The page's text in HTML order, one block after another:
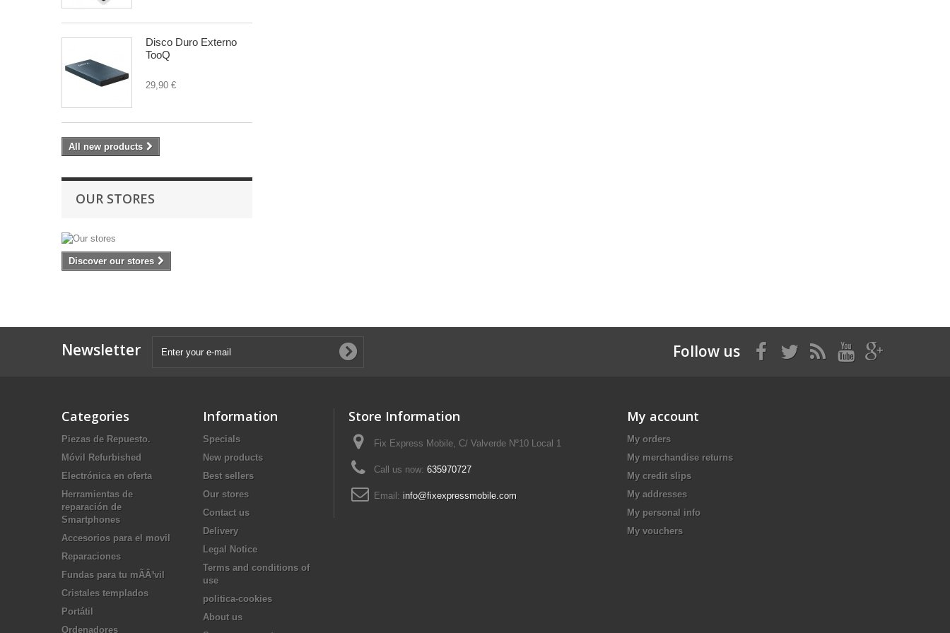
Disco Duro Externo
TooQ
29,90 €
All new products
OUR STORES
Discover our stores
Newsletter Follow us
Categories
Piezas de Repuesto.
Móvil Refurbished
Electrónica en oferta
Herramientas de
reparación de
Smartphones
Accesorios para el movil
Reparaciones
Fundas para tu mÃÂ³vil
Cristales templados
Portátil
Ordenadores
Information
Specials
New products
Best sellers
Our stores
Contact us
Delivery
Legal Notice
Terms and conditions of
use
politica-cookies
About us
Store Information
Fix Express Mobile, C/ Valverde Nº10 Local 1
Call us now: 635970727
Email: info@fixexpressmobile.com
My account
My orders
My merchandise returns
My credit slips
My addresses
My personal info
My vouchers